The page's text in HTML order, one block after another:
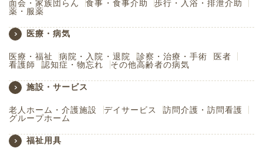
面会・家族団らん
食事・食事介助
歩行・入浴・排泄介助
薬・服薬
医療・病気
医療・福祉 病院・入院・退院 診察・治療・手術
医者
看護師
認知症・物忘れ その他高齢者の病気
施設・サービス
老人ホーム・介護施設 デイサービス
訪問介護・訪問看護
グループホーム
福祉用具